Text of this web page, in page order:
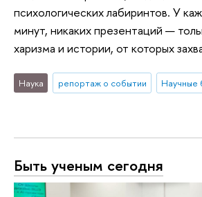
психологических лабиринтов. У
минут, никаких презентаций —
харизма и истории, от которых
Наука репортаж о событии
Быть ученым сегодня